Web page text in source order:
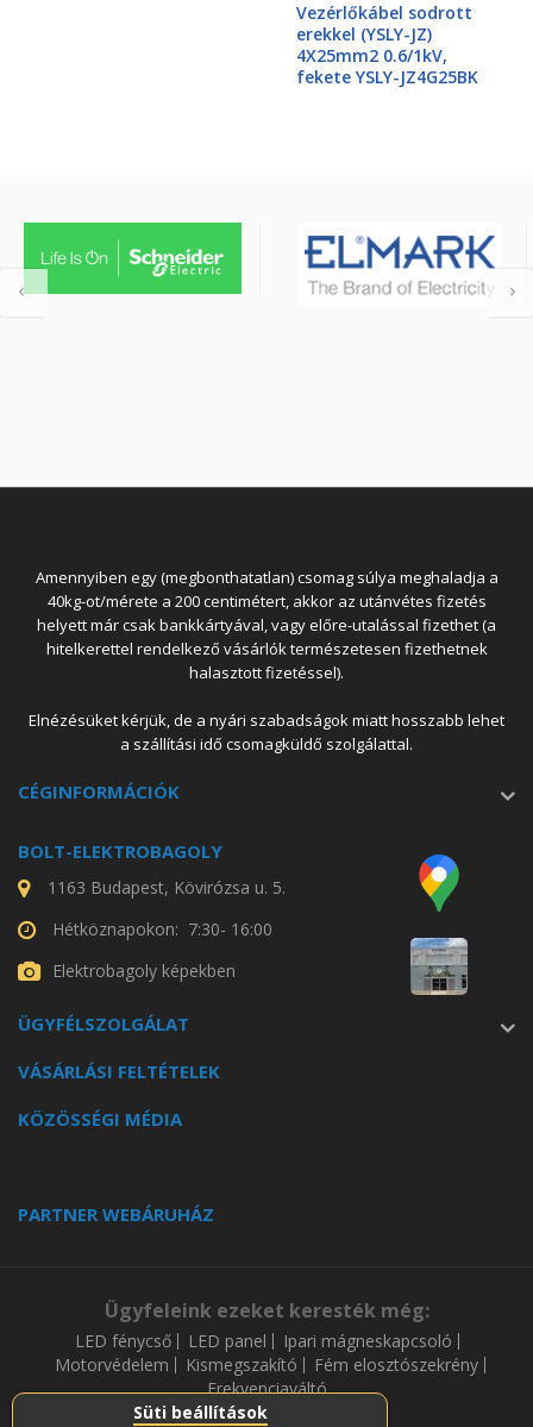
Süti beállítások
Vezérlőkábel sodrott
erekkel (YSLY-JZ)
4X25mm2 0.6/1kV,
fekete YSLY-JZ4G25BK
Amennyiben egy (megbonthatatlan) csomag súlya meghaladja a
40kg-ot/mérete a 200 centimétert, akkor az utánvétes fizetés
helyett már csak bankkártyával, vagy előre-utalással fizethet (a
hitelkerettel rendelkező vásárlók természetesen fizethetnek
halasztott fizetéssel).
Elnézésüket kérjük, de a nyári szabadságok miatt hosszabb lehet
a szállítási idő csomagküldő szolgálattal.
CÉGINFORMÁCIÓK
BOLT-ELEKTROBAGOLY
1163 Budapest, Kövirózsa u. 5.
Hétköznapokon: 7:30- 16:00
Elektrobagoly képekben
ÜGYFÉLSZOLGÁLAT
VÁSÁRLÁSI FELTÉTELEK
KÖZÖSSÉGI MÉDIA
PARTNER WEBÁRUHÁZ
Ügyfeleink ezeket keresték még:
LED fénycső LED panel
Ipari mágneskapcsoló
Motorvédelem
Kismegszakító
Fém elosztószekrény
Frekvenciaváltó